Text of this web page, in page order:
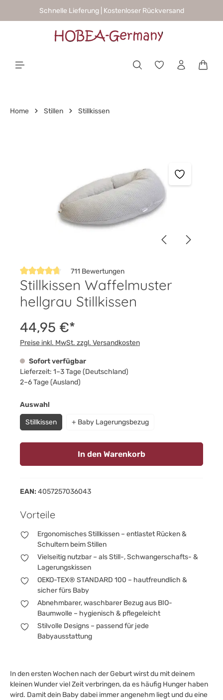
springenSchnelle Lieferung | Kostenloser Rückversand
Home Stillen Stillkissen
Durchschnittliche Bewertung von 4.8 von 5 Sternen
711 Bewertungen
Stillkissen Waffelmuster
hellgrau Stillkissen
44,95 €*
Preise inkl. MwSt. zzgl. Versandkosten
Sofort verfügbar
Lieferzeit: 1–3 Tage (Deutschland)
2–6 Tage (Ausland)
Auswahl
Stillkissen + Baby Lagerungsbezug
In den Warenkorb
EAN: 4057257036043
Vorteile
Ergonomisches Stillkissen – entlastet Rücken &
Schultern beim Stillen
Vielseitig nutzbar – als Still-, Schwangerschafts- &
Lagerungskissen
OEKO-TEX® STANDARD 100 – hautfreundlich &
sicher fürs Baby
Abnehmbarer, waschbarer Bezug aus BIO-
Baumwolle – hygienisch & pflegeleicht
Stilvolle Designs – passend für jede
Babyausstattung
In den ersten Wochen nach der Geburt wirst du mit deinem
kleinen Wunder viel Zeit verbringen, da es häufig Hunger haben
wird. Damit dein Baby dabei immer angenehm liegt und du eine